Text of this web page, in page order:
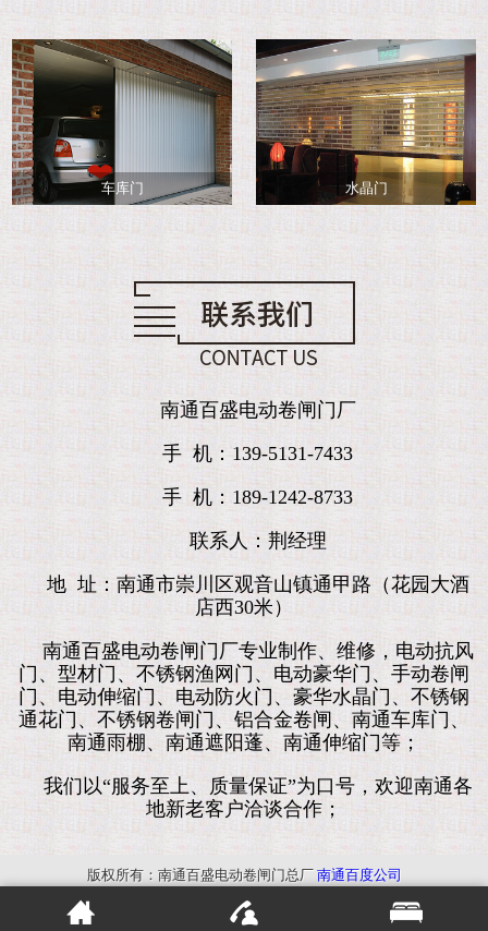
车库门 水晶门
南通百盛电动卷闸门厂
手 机：139-5131-7433
手 机：189-1242-8733
联系人：荆经理
地 址：南通市崇川区观音山镇通甲路（花园大酒
店西30米）
南通百盛电动卷闸门厂专业制作、维修，电动抗风
门、型材门、不锈钢渔网门、电动豪华门、手动卷闸
门、电动伸缩门、电动防火门、豪华水晶门、不锈钢
通花门、不锈钢卷闸门、铝合金卷闸、南通车库门、
南通雨棚、南通遮阳蓬、南通伸缩门等；
我们以“服务至上、质量保证”为口号，欢迎南通各
地新老客户洽谈合作；
版权所有：南通百盛电动卷闸门总厂 南通百度公司